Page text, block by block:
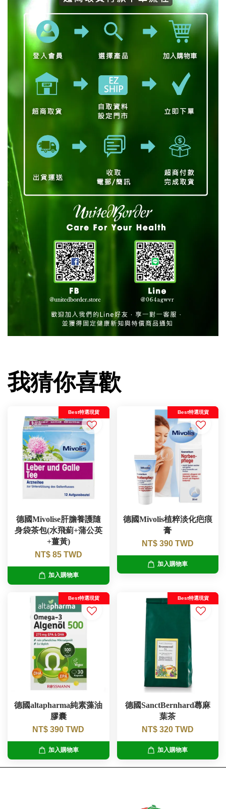
我猜你喜歡
Best特選現貨
德國Mivolise肝膽養護隨
身袋茶包(水飛薊+蒲公英
+薑黃)
NT$ 85 TWD
加入購物車
Best特選現貨
德國Mivolis植粹淡化疤痕
膏
NT$ 390 TWD
加入購物車
Best特選現貨
德國altapharma純素藻油
膠囊
NT$ 390 TWD
加入購物車
Best特選現貨
德國SanctBernhard蕁麻
葉茶
NT$ 320 TWD
加入購物車